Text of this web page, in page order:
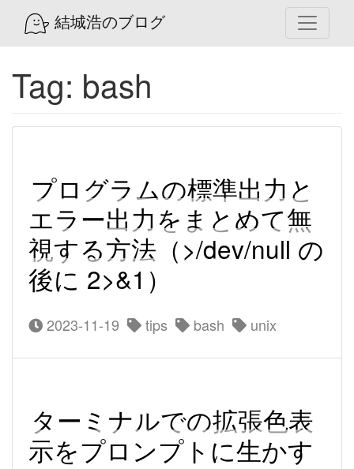
結城浩のブログ
Tag: bash
プログラムの標準出力と
エラー出力をまとめて無
視する方法（>/dev/null の
後に 2>&1）
2023-11-19 tips bash unix
ターミナルでの拡張色表
示をプロンプトに生かす